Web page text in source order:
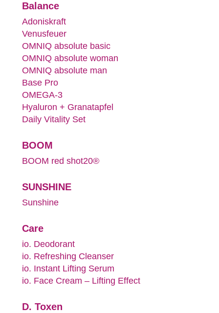
Balance
Adoniskraft
Venusfeuer
OMNIQ absolute basic
OMNIQ absolute woman
OMNIQ absolute man
Base Pro
OMEGA-3
Hyaluron + Granatapfel
Daily Vitality Set
BOOM
BOOM red shot20®
SUNSHINE
Sunshine
Care
io. Deodorant
io. Refreshing Cleanser
io. Instant Lifting Serum
io. Face Cream – Lifting Effect
D. Toxen